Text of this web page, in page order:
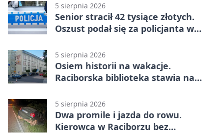
5 sierpnia 2026
Senior stracił 42 tysiące złotych.
Oszust podał się za policjanta w
5 sierpnia 2026
Osiem historii na wakacje.
Raciborska biblioteka stawia na
5 sierpnia 2026
Dwa promile i jazda do rowu.
Kierowca w Raciborzu bez